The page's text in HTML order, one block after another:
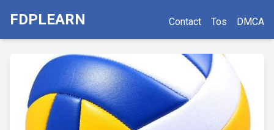
FDPLEARN Contact Tos DMCA